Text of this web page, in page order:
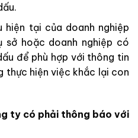
hiện tại của doanh nghiệp
hoặc doanh nghiệp có
để phù hợp với thông tin
thực hiện việc khắc lại con
ty có phải thông báo với